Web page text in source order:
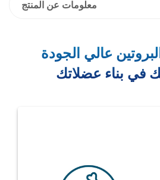
معلومات عن المنتج
عالي الجودة
في بناء عضلاتك